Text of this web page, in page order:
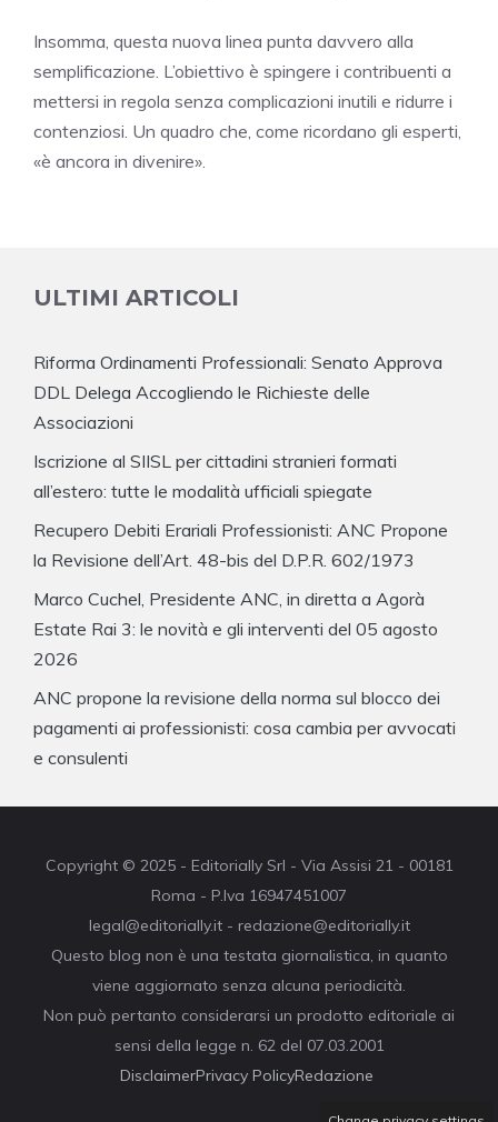
Insomma, questa nuova linea punta davvero alla
semplificazione. L’obiettivo è spingere i contribuenti a
mettersi in regola senza complicazioni inutili e ridurre i
contenziosi. Un quadro che, come ricordano gli esperti,
«è ancora in divenire».
ULTIMI ARTICOLI
Riforma Ordinamenti Professionali: Senato Approva
DDL Delega Accogliendo le Richieste delle
Associazioni
Iscrizione al SIISL per cittadini stranieri formati
all’estero: tutte le modalità ufficiali spiegate
Recupero Debiti Erariali Professionisti: ANC Propone
la Revisione dell’Art. 48-bis del D.P.R. 602/1973
Marco Cuchel, Presidente ANC, in diretta a Agorà
Estate Rai 3: le novità e gli interventi del 05 agosto
2026
ANC propone la revisione della norma sul blocco dei
pagamenti ai professionisti: cosa cambia per avvocati
e consulenti
Copyright © 2025 - Editorially Srl - Via Assisi 21 - 00181
Roma - P.Iva 16947451007
legal@editorially.it - redazione@editorially.it
Questo blog non è una testata giornalistica, in quanto
viene aggiornato senza alcuna periodicità.
Non può pertanto considerarsi un prodotto editoriale ai
sensi della legge n. 62 del 07.03.2001
DisclaimerPrivacy PolicyRedazione